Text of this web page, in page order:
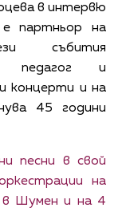
в интервю
партньор на
събития
педагог и
концерти и на
45 години
песни в свой
на
в Шумен и на 4